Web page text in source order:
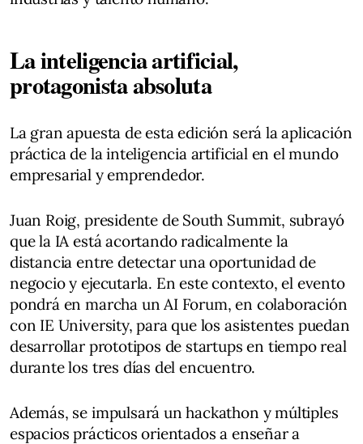
La inteligencia artificial,
protagonista absoluta
La gran apuesta de esta edición será la aplicación
práctica de la inteligencia artificial en el mundo
empresarial y emprendedor.
Juan Roig, presidente de South Summit, subrayó
que la IA está acortando radicalmente la
distancia entre detectar una oportunidad de
negocio y ejecutarla. En este contexto, el evento
pondrá en marcha un AI Forum, en colaboración
con IE University, para que los asistentes puedan
desarrollar prototipos de startups en tiempo real
durante los tres días del encuentro.
Además, se impulsará un hackathon y múltiples
espacios prácticos orientados a enseñar a